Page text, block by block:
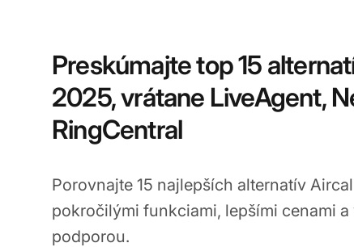
Preskúmajte top 15
2025, vrátane LiveAgent,
RingCentral
Porovnajte 15 najlepších alternatív
pokročilými funkciami, lepšími cenami
podporou.